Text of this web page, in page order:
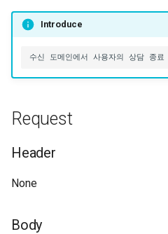
API 실패 코드
Parameter
Introduce
Request
Header
None
Body